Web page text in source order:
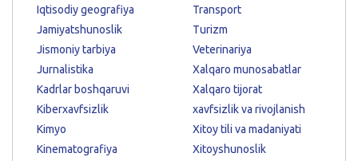
Iqtisodiy geografiya
Jamiyatshunoslik
Jismoniy tarbiya
Jurnalistika
Kadrlar boshqaruvi
Kiberxavfsizlik
Kimyo
Kinematografiya
Transport
Turizm
Veterinariya
Xalqaro munosabatlar
Xalqaro tijorat
xavfsizlik va rivojlanish
Xitoy tili va madaniyati
Xitoyshunoslik